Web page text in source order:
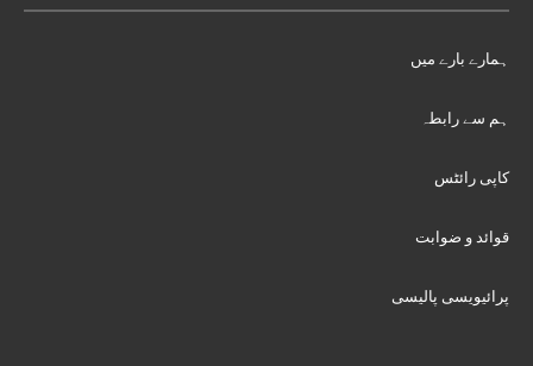
ہمارے بارے میں
ہم سے رابطہ
کاپی رائٹس
قوائد و ضوابت
پرائیویسی پالیسی